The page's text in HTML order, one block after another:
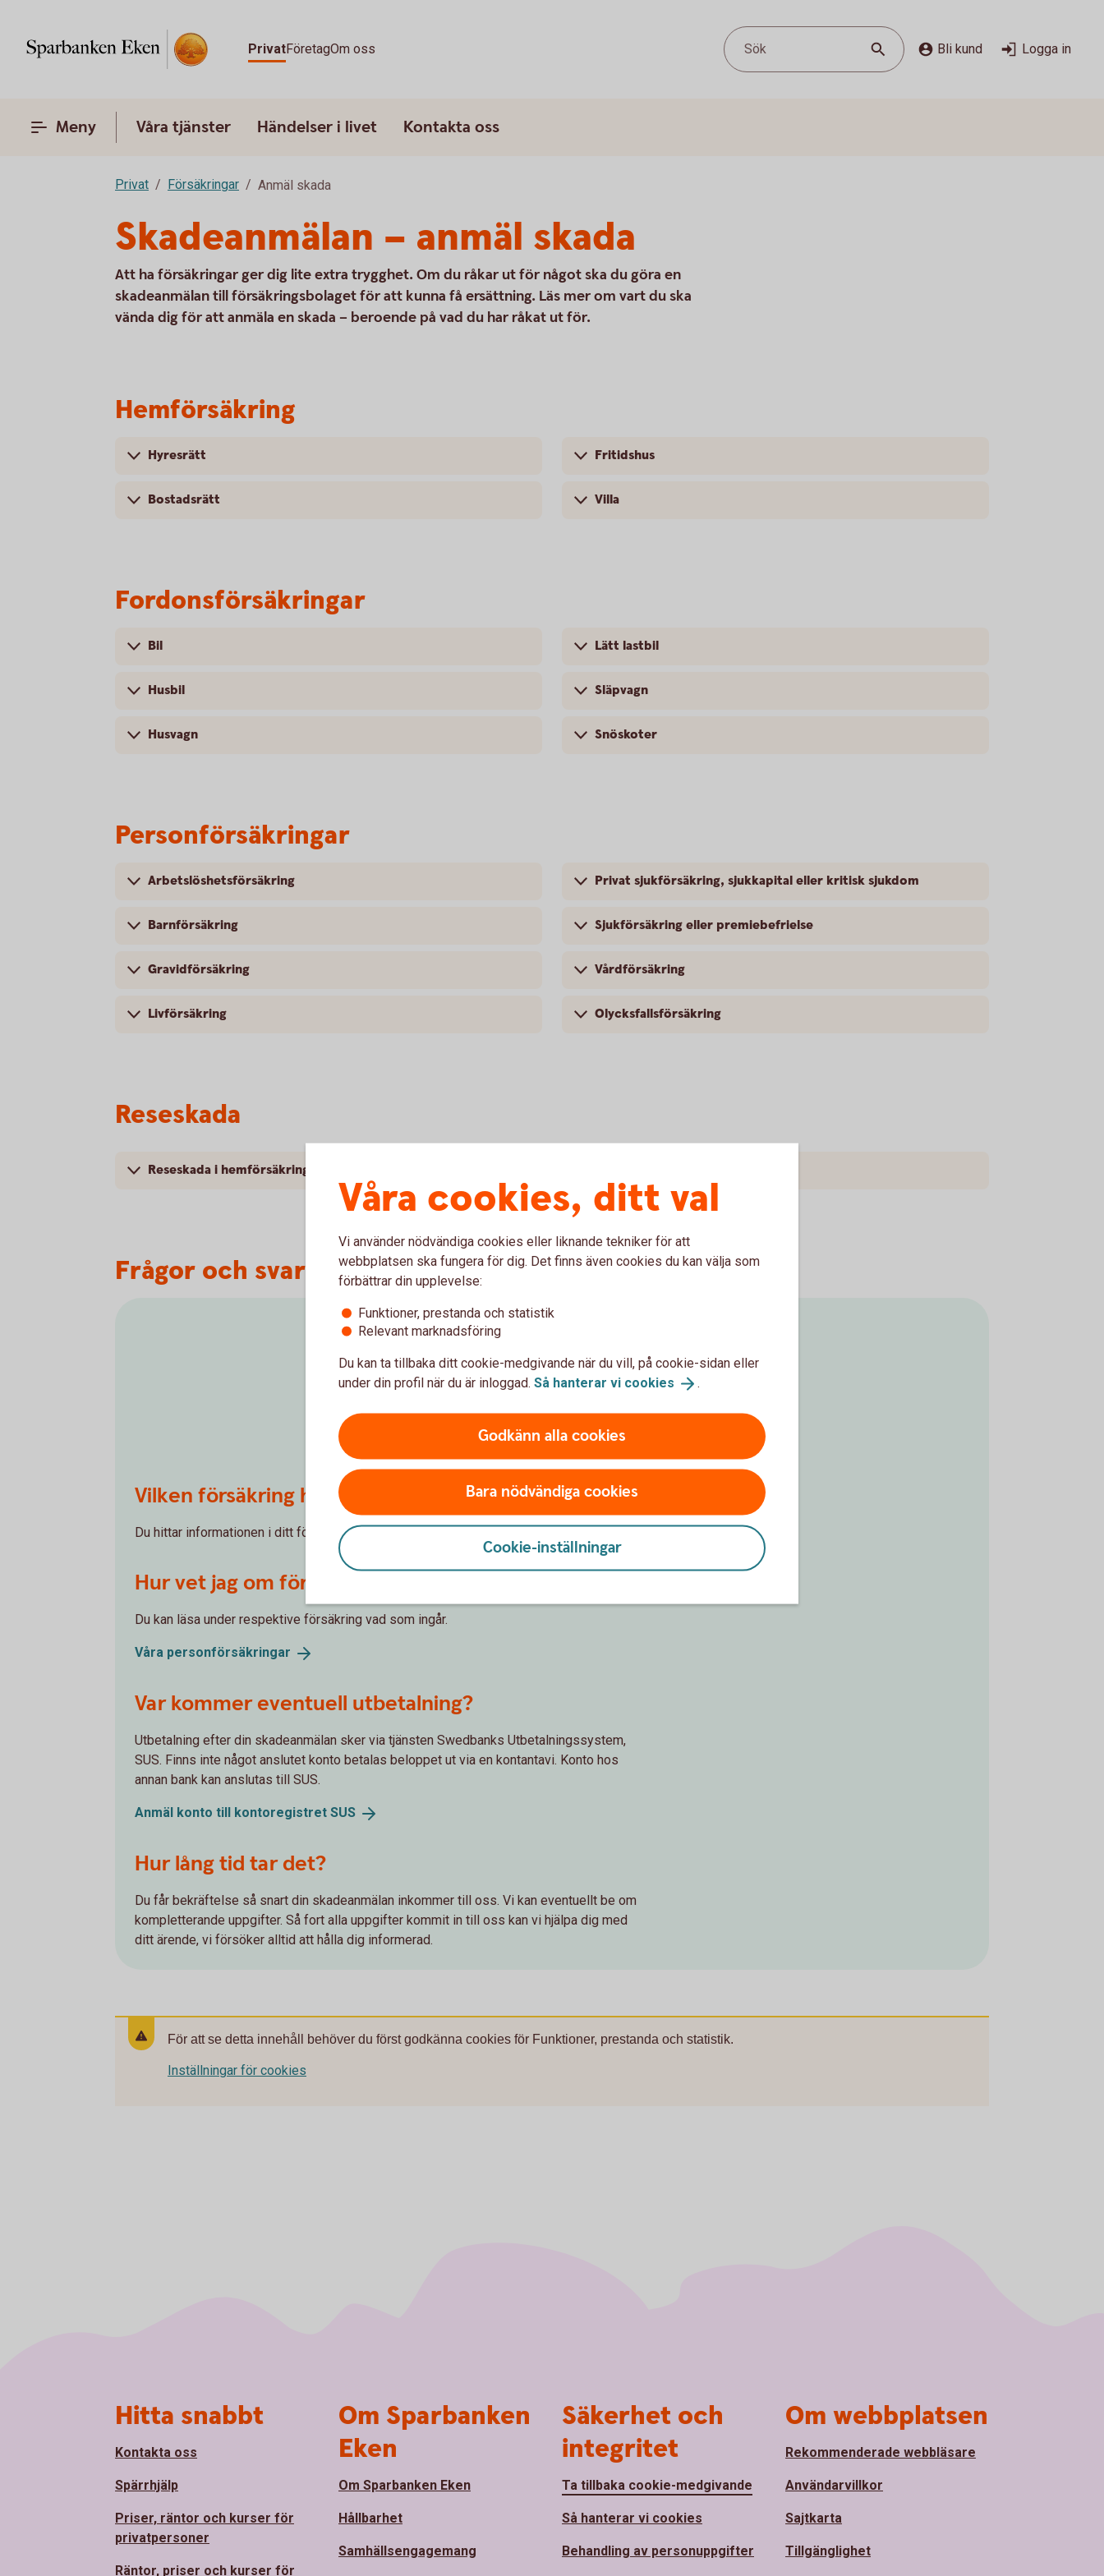
PrivatFöretagOm oss Sök Bli kund Logga in
Meny Våra tjänster Händelser i livet Kontakta oss
Privat Försäkringar Anmäl skada
Skadeanmälan – anmäl skada
Att ha försäkringar ger dig lite extra trygghet. Om du råkar ut för något ska du göra en
skadeanmälan till försäkringsbolaget för att kunna få ersättning. Läs mer om vart du ska
vända dig för att anmäla en skada – beroende på vad du har råkat ut för.
Hemförsäkring
Hyresrätt
Bostadsrätt
Fritidshus
Villa
Fordonsförsäkringar
Bil
Husbil
Husvagn
Lätt lastbil
Släpvagn
Snöskoter
Personförsäkringar
Arbetslöshetsförsäkring
Barnförsäkring
Gravidförsäkring
Livförsäkring
Privat sjukförsäkring, sjukkapital eller kritisk sjukdom
Sjukförsäkring eller premiebefrielse
Vårdförsäkring
Olycksfallsförsäkring
Reseskada
Reseskada i hemförsäkringen
Frågor och svar om skador och skadeanmälan
Vilken försäkring har jag?
Du hittar informationen i ditt försäkringsbesked eller internetbanken.
Hur vet jag om försäkringen täcker min skada?
Du kan läsa under respektive försäkring vad som ingår.
Våra personförsäkringar
Var kommer eventuell utbetalning?
Utbetalning efter din skadeanmälan sker via tjänsten Swedbanks Utbetalningssystem,
SUS. Finns inte något anslutet konto betalas beloppet ut via en kontantavi. Konto hos
annan bank kan anslutas till SUS.
Anmäl konto till kontoregistret SUS
Hur lång tid tar det?
Du får bekräftelse så snart din skadeanmälan inkommer till oss. Vi kan eventuellt be om
kompletterande uppgifter. Så fort alla uppgifter kommit in till oss kan vi hjälpa dig med
ditt ärende, vi försöker alltid att hålla dig informerad.
Frågor?
För att se detta innehåll behöver du först godkänna cookies för Funktioner, prestanda och statistik.
Inställningar för cookies
Våra cookies, ditt val
Vi använder nödvändiga cookies eller liknande tekniker för att
webbplatsen ska fungera för dig. Det finns även cookies du kan välja som
förbättrar din upplevelse:
Funktioner, prestanda och statistik
Relevant marknadsföring
Du kan ta tillbaka ditt cookie-medgivande när du vill, på cookie-sidan eller
under din profil när du är inloggad. Så hanterar vi cookies .
Godkänn alla cookies
Bara nödvändiga cookies
Cookie-inställningar
Hitta snabbt
Kontakta oss
Spärrhjälp
Priser, räntor och kurser för
privatpersoner
Räntor, priser och kurser för
Om Sparbanken
Eken
Om Sparbanken Eken
Hållbarhet
Samhällsengagemang
Säkerhet och
integritet
Ta tillbaka cookie-medgivande
Så hanterar vi cookies
Behandling av personuppgifter
Om webbplatsen
Rekommenderade webbläsare
Användarvillkor
Sajtkarta
Tillgänglighet